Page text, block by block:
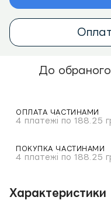
До обраного
ОПЛАТА ЧАСТИНАМИ
4 платежі по 188.25
ПОКУПКА ЧАСТИНАМИ
4 платежі по 188.25
Характеристики